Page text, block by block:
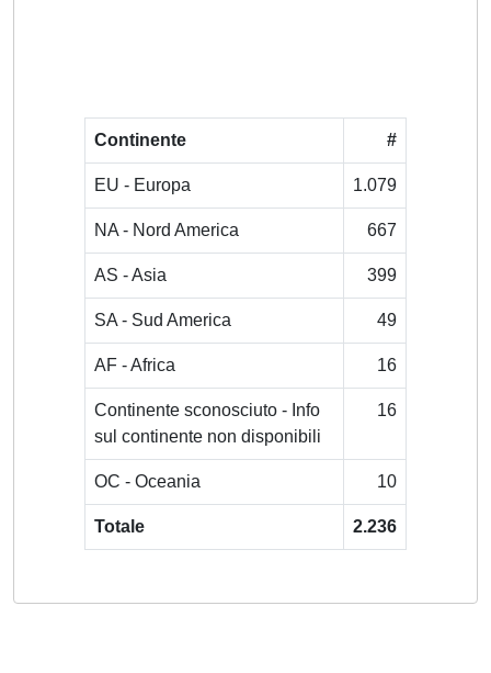
Continente #
EU - Europa 1.079
NA - Nord America 667
AS - Asia 399
SA - Sud America 49
AF - Africa 16
Continente sconosciuto - Info
sul continente non disponibili
16
OC - Oceania 10
Totale 2.236